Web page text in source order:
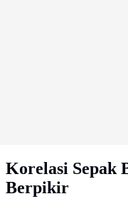
Korelasi Sepak
Berpikir